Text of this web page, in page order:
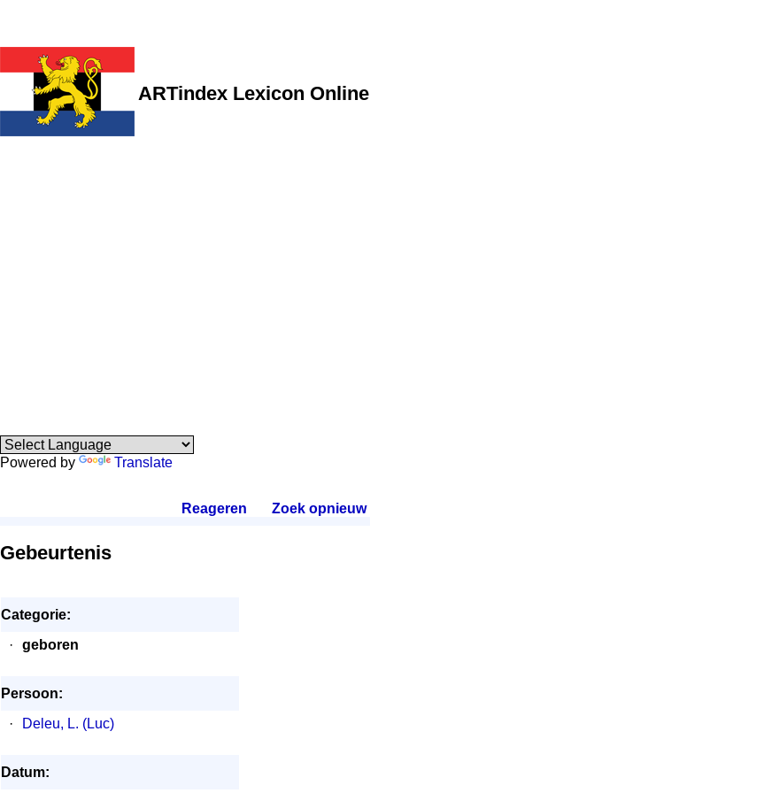
ARTindex Lexicon Online
Powered by Translate
Reageren Zoek opnieuw.
Gebeurtenis
Categorie:
·
geboren
Persoon:
·
Deleu, L. (Luc)
Datum: